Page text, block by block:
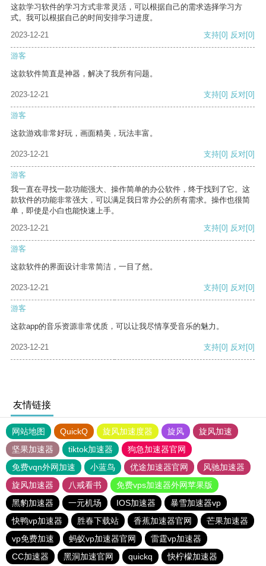
这款学习软件的学习方式非常灵活，可以根据自己的需求选择学习方
式。我可以根据自己的时间安排学习进度。
2023-12-21
支持[0] 反对[0]
游客
这款软件简直是神器，解决了我所有问题。
2023-12-21 支持[0] 反对[0]
游客
这款游戏非常好玩，画面精美，玩法丰富。
2023-12-21 支持[0] 反对[0]
游客
我一直在寻找一款功能强大、操作简单的办公软件，终于找到了它。这
款软件的功能非常强大，可以满足我日常办公的所有需求。操作也很简
单，即使是小白也能快速上手。
2023-12-21
支持[0] 反对[0]
游客
这款软件的界面设计非常简洁，一目了然。
2023-12-21 支持[0] 反对[0]
游客
这款app的音乐资源非常优质，可以让我尽情享受音乐的魅力。
2023-12-21 支持[0] 反对[0]
友情链接
网站地图 QuickQ 旋风加速度器 旋风
旋风加速
坚果加速器
tiktok加速器
狗急加速器官网
免费vqn外网加速
小蓝鸟 优途加速器官网
风驰加速器
旋风加速器
八戒看书
免费vps加速器外网苹果版
黑豹加速器
一元机场 IOS加速器
暴雪加速器vp
快鸭vp加速器
胜春下载站 香蕉加速器官网
芒果加速器
vp免费加速
蚂蚁vp加速器官网
雷霆vp加速器
CC加速器
黑洞加速官网 quickq 快柠檬加速器